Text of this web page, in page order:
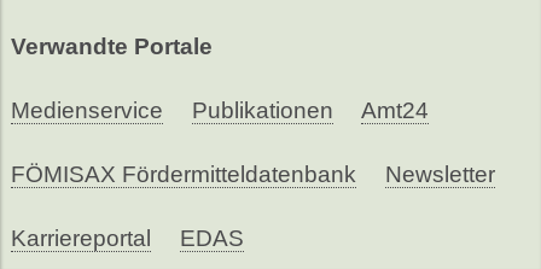
Verwandte Portale
Medienservice Publikationen Amt24
FÖMISAX Fördermitteldatenbank Newsletter
Karriereportal EDAS